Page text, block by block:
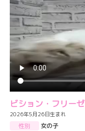
ビション・フリーゼ
2026年5月26日生まれ
性別
女の子